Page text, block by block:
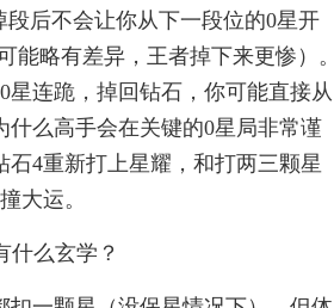
后不会让你从下一段位的0星开
略有差异，王者掉下来更惨）。
星连跪，掉回钻石，你可能直接从
么高手会在关键的0星局非常谨
4重新打上星耀，和打两三颗星
大运。
什么玄学？